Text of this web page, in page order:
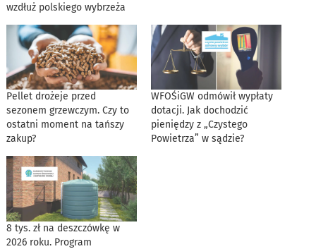
wzdłuż polskiego wybrzeża
Pellet drożeje przed
sezonem grzewczym. Czy to
ostatni moment na tańszy
zakup?
WFOŚiGW odmówił wypłaty
dotacji. Jak dochodzić
pieniędzy z „Czystego
Powietrza” w sądzie?
8 tys. zł na deszczówkę w
2026 roku. Program